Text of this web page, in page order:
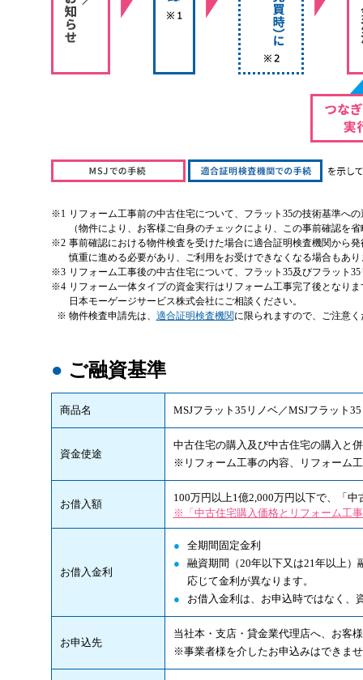
※1 リフォーム工事前の中古住宅について、フラット35の技術基準へ
（物件により、お客様ご自身のチェックにより、この事前確認を
※2 事前確認における物件検査を受けた場合に適合証明検査機関から
慎重に進める必要があり、ご利用をお受けできなくなる場合もあり
※3 リフォーム工事後の中古住宅について、フラット35及びフラット
※4 リフォーム一体タイプの資金実行はリフォーム工事完了後となり
日本モーゲージサービス株式会社にご相談ください。
※ 物件検査申請先は、 適合証明検査機関に限られますので、ご注意く
● ご融資基準
商品名 MSJフラット35リノベ／MSJフラット
資金使途
中古住宅の購入及び中古住宅の購入と
※リフォーム工事の内容、リフォーム
お借入額
100万円以上1億2,000万円以下で、「
※「中古住宅購入価格とリフォーム工
お借入金利
●
全期間固定金利
●
融資期間（20年以下又は21年以上
応じて金利が異なります。
●
お借入金利は、お申込時ではなく、
お申込先
当社本・支店・貸金業代理店へ、お客
※事業者様を介したお申込みはできま